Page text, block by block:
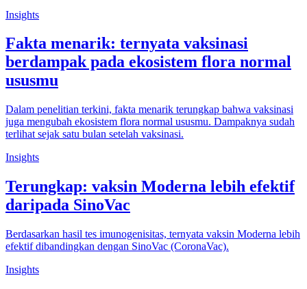
Insights
Fakta menarik: ternyata vaksinasi
berdampak pada ekosistem flora normal
ususmu
Dalam penelitian terkini, fakta menarik terungkap bahwa vaksinasi
juga mengubah ekosistem flora normal ususmu. Dampaknya sudah
terlihat sejak satu bulan setelah vaksinasi.
Insights
Terungkap: vaksin Moderna lebih efektif
daripada SinoVac
Berdasarkan hasil tes imunogenisitas, ternyata vaksin Moderna lebih
efektif dibandingkan dengan SinoVac (CoronaVac).
Insights